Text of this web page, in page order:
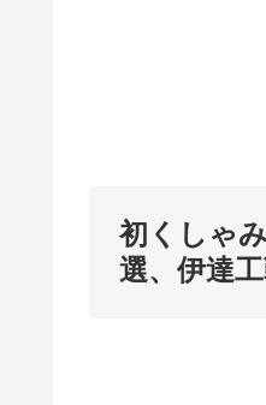
初くしゃ
選、伊達